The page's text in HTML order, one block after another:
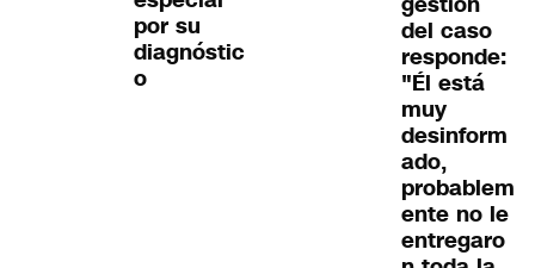
por su
diagnóstic
o
del caso
responde:
"Él está
muy
desinform
ado,
probablem
ente no le
entregaro